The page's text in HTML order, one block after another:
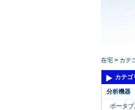
在宅 > カテ
カテゴ
分析機器
ポータ